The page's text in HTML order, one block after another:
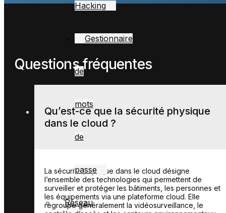
Hacking
Gestionnaire
de
mots
de
passe
Réseau
Questions fréquentes
Qu’est-ce que la sécurité physique
dans le cloud ?
La sécurité physique dans le cloud désigne
l’ensemble des technologies qui permettent de
surveiller et protéger les bâtiments, les personnes et
les équipements via une plateforme cloud. Elle
regroupe généralement la vidéosurveillance, le